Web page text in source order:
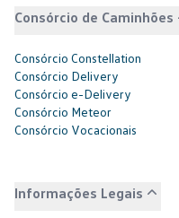
Consórcio de Caminhões
Consórcio Constellation
Consórcio Delivery
Consórcio e-Delivery
Consórcio Meteor
Consórcio Vocacionais
Informações Legais